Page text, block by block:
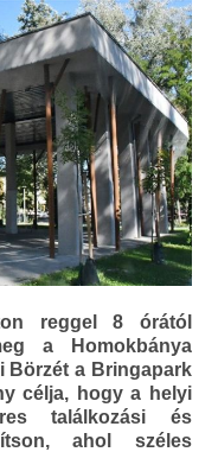
reggel 8 órától
a Homokbánya
Börzét a Bringapark
célja, hogy a helyi
találkozási és
ahol széles